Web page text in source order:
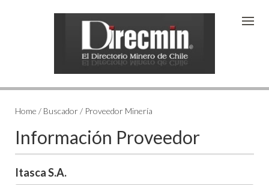
Home / Buscador / Proveedor Minería
Información Proveedor
Itasca S.A.